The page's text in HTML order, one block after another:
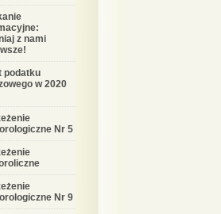
z nami
podatku
w 2020
Nr 5
Nr 9